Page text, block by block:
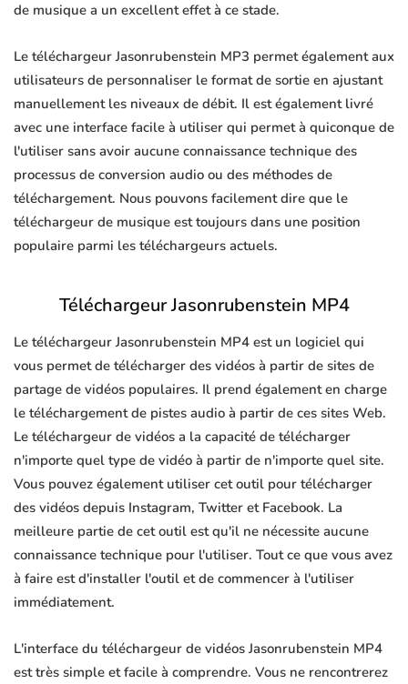
de musique a un excellent effet à ce stade.
Le téléchargeur Jasonrubenstein MP3 permet également aux
utilisateurs de personnaliser le format de sortie en ajustant
manuellement les niveaux de débit. Il est également livré
avec une interface facile à utiliser qui permet à quiconque de
l'utiliser sans avoir aucune connaissance technique des
processus de conversion audio ou des méthodes de
téléchargement. Nous pouvons facilement dire que le
téléchargeur de musique est toujours dans une position
populaire parmi les téléchargeurs actuels.
Téléchargeur Jasonrubenstein MP4
Le téléchargeur Jasonrubenstein MP4 est un logiciel qui
vous permet de télécharger des vidéos à partir de sites de
partage de vidéos populaires. Il prend également en charge
le téléchargement de pistes audio à partir de ces sites Web.
Le téléchargeur de vidéos a la capacité de télécharger
n'importe quel type de vidéo à partir de n'importe quel site.
Vous pouvez également utiliser cet outil pour télécharger
des vidéos depuis Instagram, Twitter et Facebook. La
meilleure partie de cet outil est qu'il ne nécessite aucune
connaissance technique pour l'utiliser. Tout ce que vous avez
à faire est d'installer l'outil et de commencer à l'utiliser
immédiatement.
L'interface du téléchargeur de vidéos Jasonrubenstein MP4
est très simple et facile à comprendre. Vous ne rencontrerez